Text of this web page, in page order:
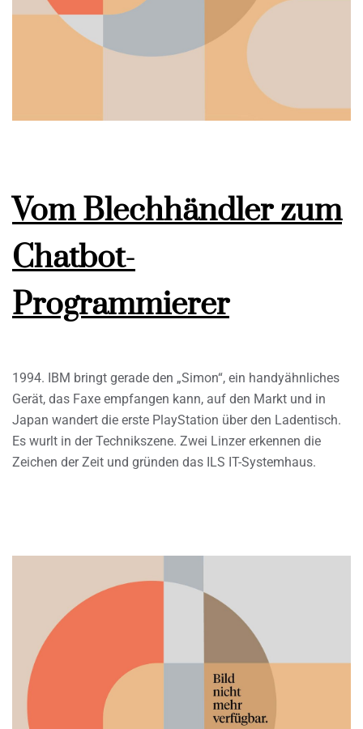
Vom Blechhändler zum
Chatbot-
Programmierer
1994. IBM bringt gerade den „Simon“, ein handyähnliches
Gerät, das Faxe empfangen kann, auf den Markt und in
Japan wandert die erste PlayStation über den Ladentisch.
Es wurlt in der Technikszene. Zwei Linzer erkennen die
Zeichen der Zeit und gründen das ILS IT-Systemhaus.